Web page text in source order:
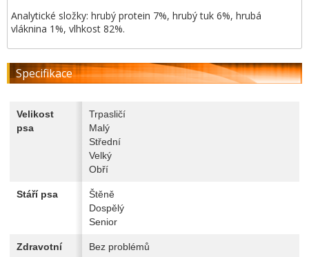
Analytické složky: hrubý protein 7%, hrubý tuk 6%, hrubá
vláknina 1%, vlhkost 82%.
Specifikace
Velikost
psa
Trpasličí
Malý
Střední
Velký
Obří
Stáří psa
Štěně
Dospělý
Senior
Zdravotní
Bez problémů